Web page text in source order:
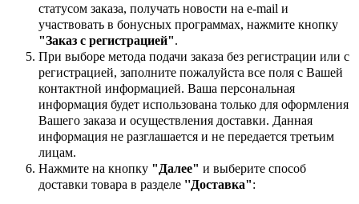
статусом заказа, получать новости на e-mail и
участвовать в бонусных программах, нажмите кнопку
"Заказ с регистрацией".
При выборе метода подачи заказа без регистрации или с
регистрацией, заполните пожалуйста все поля с Вашей
контактной информацией. Ваша персональная
информация будет использована только для оформления
Вашего заказа и осуществления доставки. Данная
информация не разглашается и не передается третьим
лицам.
Нажмите на кнопку "Далее" и выберите способ
доставки товара в разделе ''Доставка":